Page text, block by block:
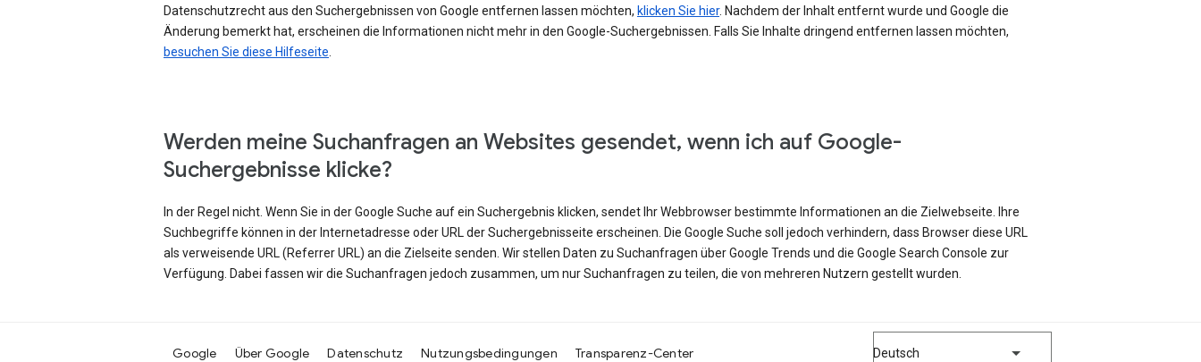
Datenschutzrecht aus den Suchergebnissen von Google entfernen lassen möchten, klicken Sie hier. Nachdem der Inhalt entfernt wurde und Google die
Änderung bemerkt hat, erscheinen die Informationen nicht mehr in den Google-Suchergebnissen. Falls Sie Inhalte dringend entfernen lassen möchten,
besuchen Sie diese Hilfeseite
Werden meine Suchanfragen an Websites gesendet, wenn ich auf Google-
Suchergebnisse klicke?
In der Regel nicht. Wenn Sie in der Google Suche auf ein Suchergebnis klicken, sendet Ihr Webbrowser bestimmte Informationen an die Zielwebseite. Ihre
Suchbegriffe können in der Internetadresse oder URL der Suchergebnisseite erscheinen. Die Google Suche soll jedoch verhindern, dass Browser diese URL
als verweisende URL (Referrer URL) an die Zielseite senden. Wir stellen Daten zu Suchanfragen über Google Trends und die Google Search Console zur
Verfügung. Dabei fassen wir die Suchanfragen jedoch zusammen, um nur Suchanfragen zu teilen, die von mehreren Nutzern gestellt wurden.
Google Über Google Datenschutz Nutzungsbedingungen Transparenz-Center Deutsch